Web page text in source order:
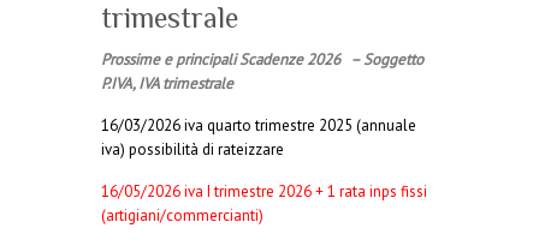
trimestrale
Prossime e principali Scadenze 2026 – Soggetto
P.IVA, IVA trimestrale
16/03/2026 iva quarto trimestre 2025 (annuale
iva) possibilità di rateizzare
16/05/2026 iva I trimestre 2026 + 1 rata inps fissi
(artigiani/commercianti)